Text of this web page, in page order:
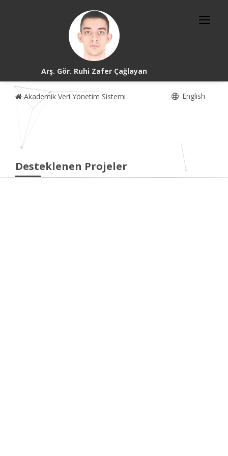
Arş. Gör. Ruhi Zafer Çağlayan
Akademik Veri Yönetim Sistemi English
Desteklenen Projeler